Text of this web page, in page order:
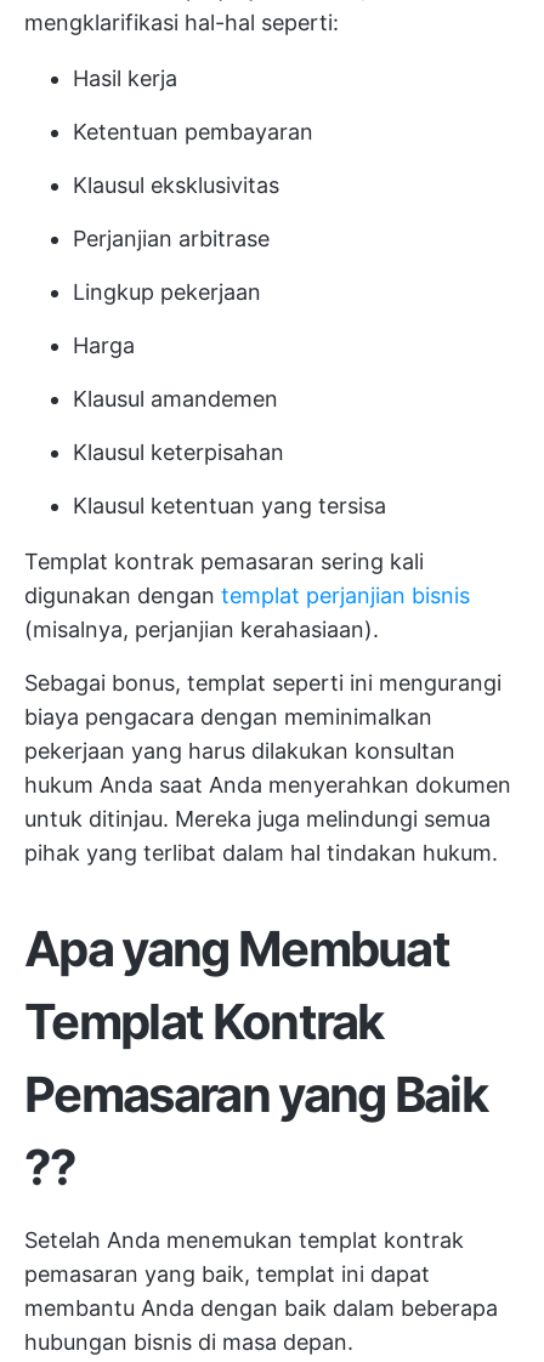
mengklarifikasi hal-hal seperti:
Hasil kerja
Ketentuan pembayaran
Klausul eksklusivitas
Perjanjian arbitrase
Lingkup pekerjaan
Harga
Klausul amandemen
Klausul keterpisahan
Klausul ketentuan yang tersisa
Templat kontrak pemasaran sering kali
digunakan dengan templat perjanjian bisnis
(misalnya, perjanjian kerahasiaan).
Sebagai bonus, templat seperti ini mengurangi
biaya pengacara dengan meminimalkan
pekerjaan yang harus dilakukan konsultan
hukum Anda saat Anda menyerahkan dokumen
untuk ditinjau. Mereka juga melindungi semua
pihak yang terlibat dalam hal tindakan hukum.
Apa yang Membuat
Templat Kontrak
Pemasaran yang Baik
??
Setelah Anda menemukan templat kontrak
pemasaran yang baik, templat ini dapat
membantu Anda dengan baik dalam beberapa
hubungan bisnis di masa depan.